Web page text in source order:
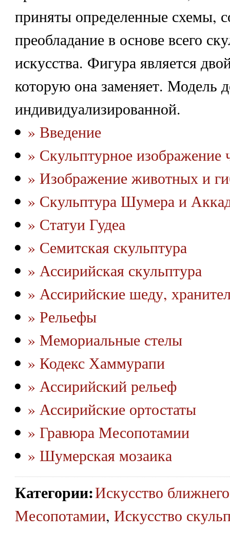
приняты определенные схемы,
преобладание в основе всего
искусства. Фигура является
которую она заменяет. Модель
индивидуализированной.
» Введение
» Скульптурное изображение
» Изображение животных и
» Скульптура Шумера и
» Статуи Гудеа
» Семитская скульптура
» Ассирийская скульптура
» Ассирийские шеду,
» Рельефы
» Мемориальные стелы
» Кодекс Хаммурапи
» Ассирийский рельеф
» Ассирийские ортостаты
» Гравюра Месопотамии
» Шумерская мозаика
Категории:Искусство
Месопотамии, Искусство